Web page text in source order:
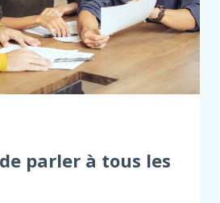
parler à tous les